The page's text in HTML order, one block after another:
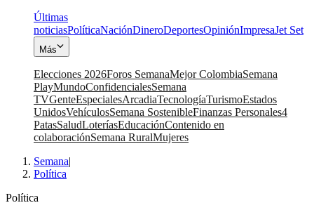
Últimas
noticiasPolíticaNaciónDineroDeportesOpiniónImpresaJet Set
Más
Elecciones 2026Foros SemanaMejor ColombiaSemana
PlayMundoConfidencialesSemana
TVGenteEspecialesArcadiaTecnologíaTurismoEstados
UnidosVehículosSemana SostenibleFinanzas Personales4
PatasSaludLoteríasEducaciónContenido en
colaboraciónSemana RuralMujeres
Semana|
Política
Política